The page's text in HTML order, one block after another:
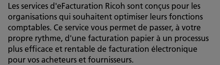
Les services d'eFacturation Ricoh sont conçus pour les
organisations qui souhaitent optimiser leurs fonctions
comptables. Ce service vous permet de passer, à votre
propre rythme, d'une facturation papier à un processus
plus efficace et rentable de facturation électronique
pour vos acheteurs et fournisseurs.